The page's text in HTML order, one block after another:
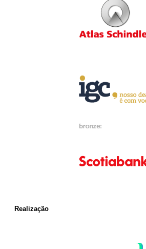
Realização